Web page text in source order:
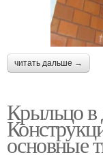
читать дальше →
Крыльцо в
основные